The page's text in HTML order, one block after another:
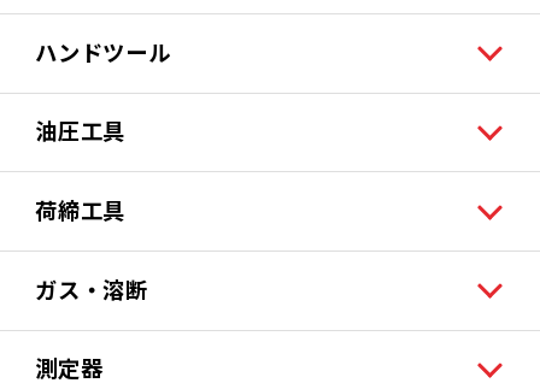
ハンドツール
油圧工具
荷締工具
ガス・溶断
測定器